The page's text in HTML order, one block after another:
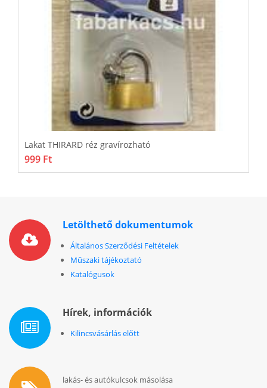
Lakat THIRARD réz gravírozható
999 Ft
Letölthető dokumentumok
Általános Szerződési Feltételek
Műszaki tájékoztató
Katalógusok
Hírek, információk
Kilincsvásárlás előtt
lakás- és autókulcsok másolása